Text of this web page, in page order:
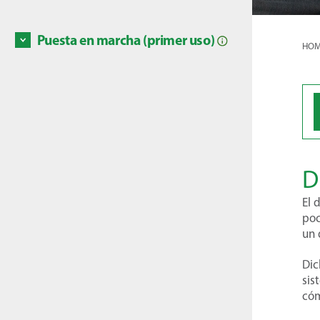
áreas
Puesta en marcha (primer uso)
El
un